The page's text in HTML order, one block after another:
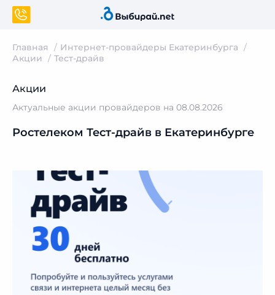
Главная
Интернет-провайдеры Екатеринбурга
Акции
Тест-драйв
Акции
Актуальные акции провайдеров на 08.08.2026
Ростелеком Тест-драйв в Екатеринбурге